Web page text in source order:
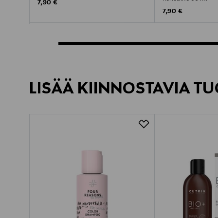
Original Price
7,90 €
Original Price
7,90 €
LISÄÄ KIINNOSTAVIA